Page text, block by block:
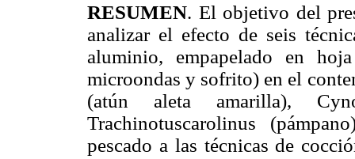
RESUMEN. El objetivo del
analizar el efecto de seis
aluminio, empapelado en
microondas y sofrito) en el
(atún aleta amarilla),
Trachinotuscarolinus
pescado a las técnicas de